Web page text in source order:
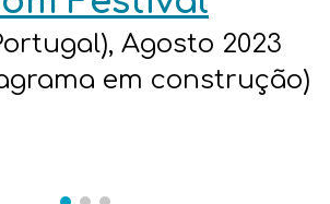
Agosto 2023
em construção)